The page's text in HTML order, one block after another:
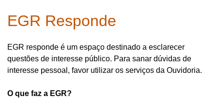
EGR Responde
EGR responde é um espaço destinado a esclarecer
questões de interesse público. Para sanar dúvidas de
interesse pessoal, favor utilizar os serviços da Ouvidoria.
O que faz a EGR?